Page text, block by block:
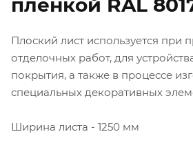
пленкой RAL
Плоский лист используется при
отделочных работ, для
покрытия, а также в процессе
специальных декоративных
Ширина листа - 1250 мм